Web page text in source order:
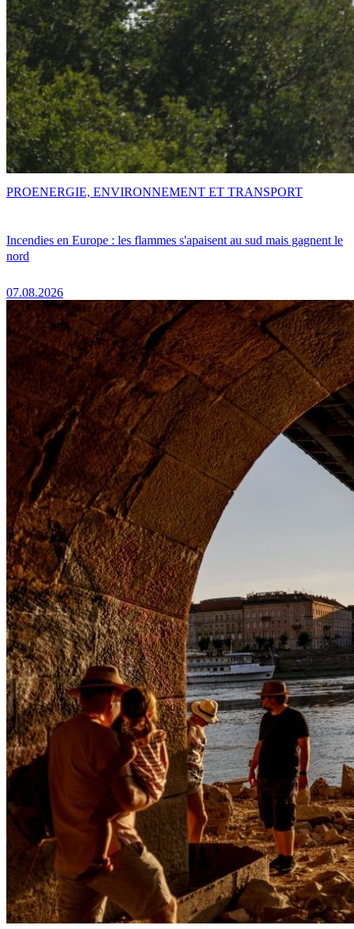
Incendies en Europe : les flammes s'apaisent au sud mais gagnent le
nord
07.08.2026
PROENERGIE, ENVIRONNEMENT ET TRANSPORT